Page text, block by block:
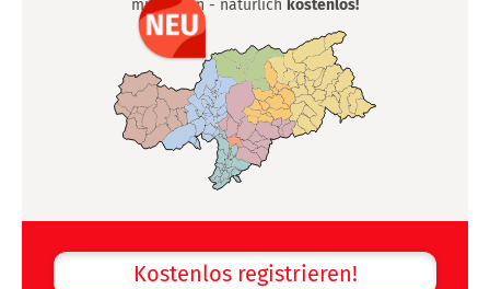
mittendrin - natürlich kostenlos!
Kostenlos registrieren!